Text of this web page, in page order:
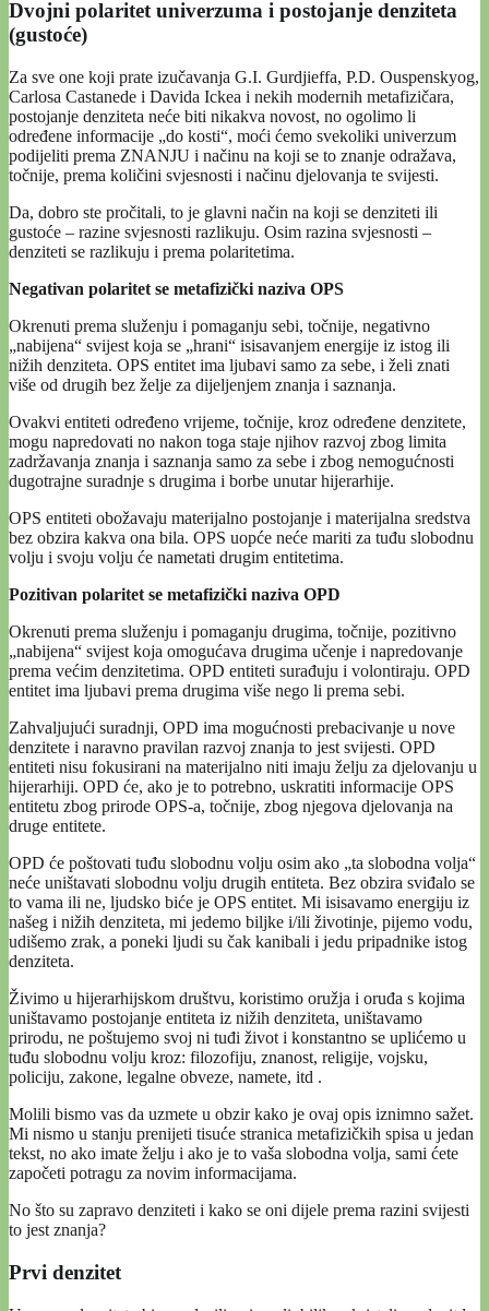
Dvojni polaritet univerzuma i postojanje denziteta
(gustoće)
Za sve one koji prate izučavanja G.I. Gurdjieffa, P.D. Ouspenskyog,
Carlosa Castanede i Davida Ickea i nekih modernih metafizičara,
postojanje denziteta neće biti nikakva novost, no ogolimo li
određene informacije „do kosti“, moći ćemo svekoliki univerzum
podijeliti prema ZNANJU i načinu na koji se to znanje odražava,
točnije, prema količini svjesnosti i načinu djelovanja te svijesti.
Da, dobro ste pročitali, to je glavni način na koji se denziteti ili
gustoće – razine svjesnosti razlikuju. Osim razina svjesnosti –
denziteti se razlikuju i prema polaritetima.
Negativan polaritet se metafizički naziva OPS
Okrenuti prema služenju i pomaganju sebi, točnije, negativno
„nabijena“ svijest koja se „hrani“ isisavanjem energije iz istog ili
nižih denziteta. OPS entitet ima ljubavi samo za sebe, i želi znati
više od drugih bez želje za dijeljenjem znanja i saznanja.
Ovakvi entiteti određeno vrijeme, točnije, kroz određene denzitete,
mogu napredovati no nakon toga staje njihov razvoj zbog limita
zadržavanja znanja i saznanja samo za sebe i zbog nemogućnosti
dugotrajne suradnje s drugima i borbe unutar hijerarhije.
OPS entiteti obožavaju materijalno postojanje i materijalna sredstva
bez obzira kakva ona bila. OPS uopće neće mariti za tuđu slobodnu
volju i svoju volju će nametati drugim entitetima.
Pozitivan polaritet se metafizički naziva OPD
Okrenuti prema služenju i pomaganju drugima, točnije, pozitivno
„nabijena“ svijest koja omogućava drugima učenje i napredovanje
prema većim denzitetima. OPD entiteti surađuju i volontiraju. OPD
entitet ima ljubavi prema drugima više nego li prema sebi.
Zahvaljujući suradnji, OPD ima mogućnosti prebacivanje u nove
denzitete i naravno pravilan razvoj znanja to jest svijesti. OPD
entiteti nisu fokusirani na materijalno niti imaju želju za djelovanju u
hijerarhiji. OPD će, ako je to potrebno, uskratiti informacije OPS
entitetu zbog prirode OPS-a, točnije, zbog njegova djelovanja na
druge entitete.
OPD će poštovati tuđu slobodnu volju osim ako „ta slobodna volja“
neće uništavati slobodnu volju drugih entiteta. Bez obzira sviđalo se
to vama ili ne, ljudsko biće je OPS entitet. Mi isisavamo energiju iz
našeg i nižih denziteta, mi jedemo biljke i/ili životinje, pijemo vodu,
udišemo zrak, a poneki ljudi su čak kanibali i jedu pripadnike istog
denziteta.
Živimo u hijerarhijskom društvu, koristimo oružja i oruđa s kojima
uništavamo postojanje entiteta iz nižih denziteta, uništavamo
prirodu, ne poštujemo svoj ni tuđi život i konstantno se uplićemo u
tuđu slobodnu volju kroz: filozofiju, znanost, religije, vojsku,
policiju, zakone, legalne obveze, namete, itd .
Molili bismo vas da uzmete u obzir kako je ovaj opis iznimno sažet.
Mi nismo u stanju prenijeti tisuće stranica metafizičkih spisa u jedan
tekst, no ako imate želju i ako je to vaša slobodna volja, sami ćete
započeti potragu za novim informacijama.
No što su zapravo denziteti i kako se oni dijele prema razini svijesti
to jest znanja?
Prvi denzitet